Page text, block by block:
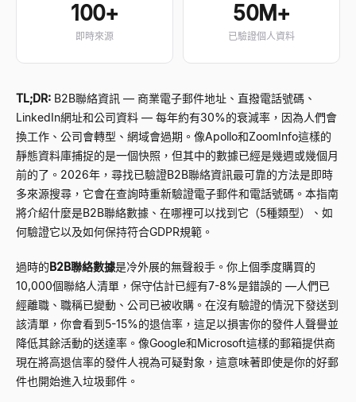
100+
即時來源
50M+
已驗證個人資料
TL;DR: B2B聯絡資訊 — 商業電子郵件地址、直撥電話號碼、
LinkedIn網址和公司資料 — 每年約有30%的衰減率，因為人們會
換工作、公司會轉型、網域會過期。像Apollo和ZoomInfo這樣的
靜態資料庫捕捉的是一個快照，但其中的數據已經是幾週或幾個月
前的了。2026年，尋找已驗證B2B聯絡資訊最可靠的方法是即時
多來源搜尋，它會在查詢時重新驗證電子郵件和電話號碼。本指南
將介紹什麼是B2B聯絡數據、在哪裡可以找到它（5種類型）、如
何驗證它以及如何保持符合GDPR規範。
過時的B2B聯絡數據是冷外展的無聲殺手。你上個季度購買的
10,000個聯絡人清單，保守估計已經有7-8%是錯誤的 —人們已
經離職、職稱已變動、公司已被收購。在沒有驗證的情況下發送到
該清單，你會看到5-15%的退信率，這足以損害你的發件人聲譽並
降低其餘活動的送達率。像Google和Microsoft這樣的郵箱提供商
現在將高退信率的發件人視為可疑對象，這意味著即使是你的好郵
件也開始進入垃圾郵件。